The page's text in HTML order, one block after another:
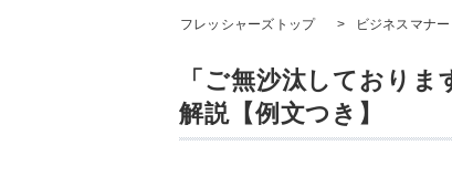
フレッシャーズトップ > ビジネスマナー
「ご無沙汰しており
解説【例文つき】